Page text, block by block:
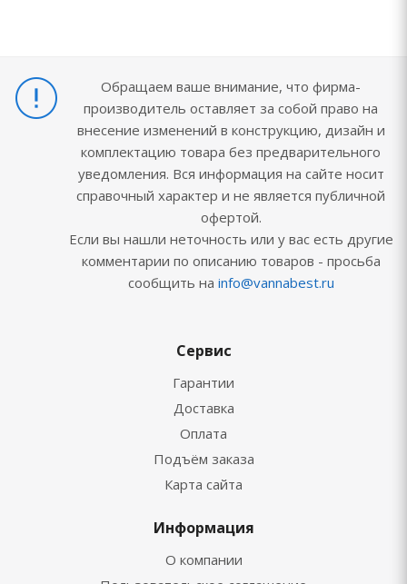
Обращаем ваше внимание, что фирма-
производитель оставляет за собой право на
внесение изменений в конструкцию, дизайн и
комплектацию товара без предварительного
уведомления. Вся информация на сайте носит
справочный характер и не является публичной
офертой.
Если вы нашли неточность или у вас есть другие
комментарии по описанию товаров - просьба
сообщить на info@vannabest.ru
Сервис
Гарантии
Доставка
Оплата
Подъём заказа
Карта сайта
Информация
О компании